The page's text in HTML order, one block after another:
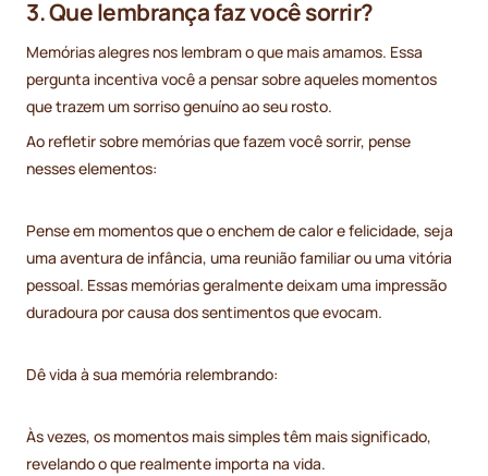
3. Que lembrança faz você sorrir?
Memórias alegres nos lembram o que mais amamos. Essa
pergunta incentiva você a pensar sobre aqueles momentos
que trazem um sorriso genuíno ao seu rosto.
Ao refletir sobre memórias que fazem você sorrir, pense
nesses elementos:
Pense em momentos que o enchem de calor e felicidade, seja
uma aventura de infância, uma reunião familiar ou uma vitória
pessoal. Essas memórias geralmente deixam uma impressão
duradoura por causa dos sentimentos que evocam.
Dê vida à sua memória relembrando:
Às vezes, os momentos mais simples têm mais significado,
revelando o que realmente importa na vida.